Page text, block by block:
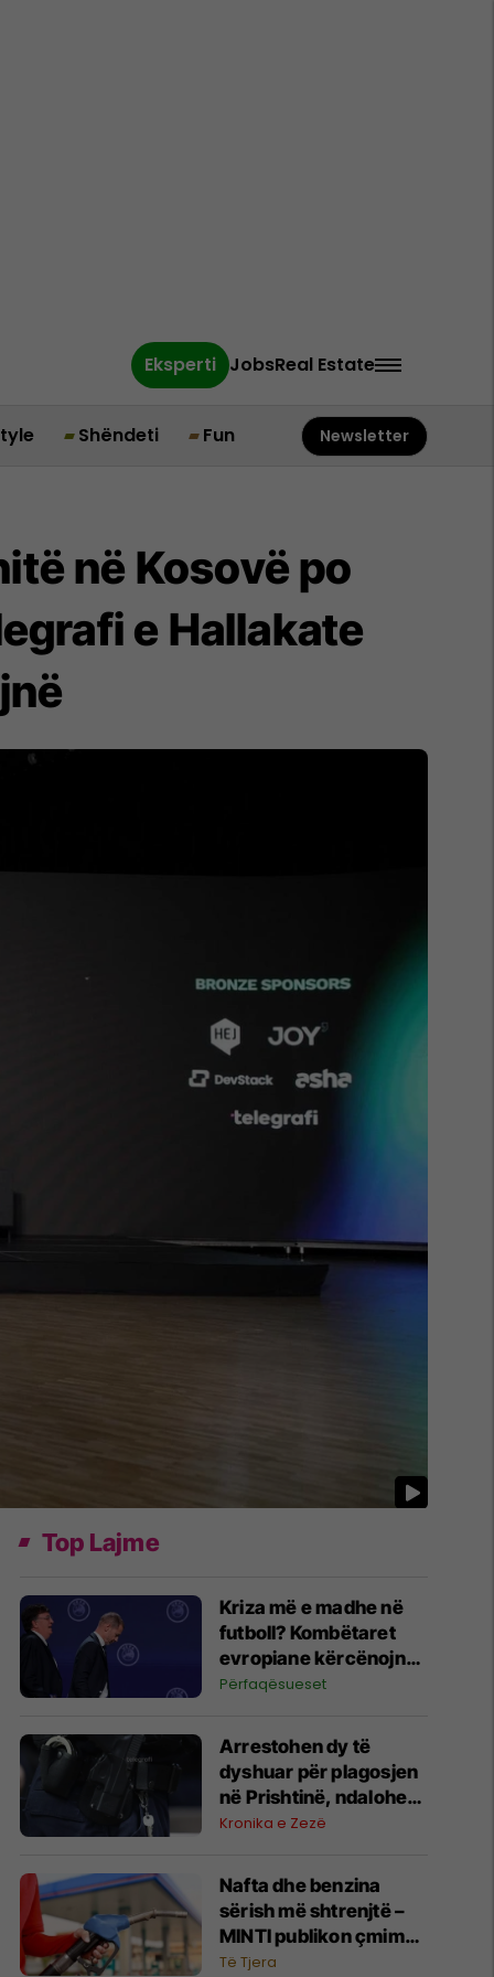
Eksperti JobsReal Estate
Shëndeti Fun Newsletter
në Kosovë po
e Hallakate
Top Lajme
Kriza më e madhe në
futboll? Kombëtaret
evropiane kërcënojnë
me bojkot të Kupës së
Përfaqësueset
Arrestohen dy të
dyshuar për plagosjen
në Prishtinë, ndalohen
për 48 orë
Kronika e Zezë
Nafta dhe benzina
sërish më shtrenjtë –
MINTI publikon çmimet
e derivateve
Të Tjera